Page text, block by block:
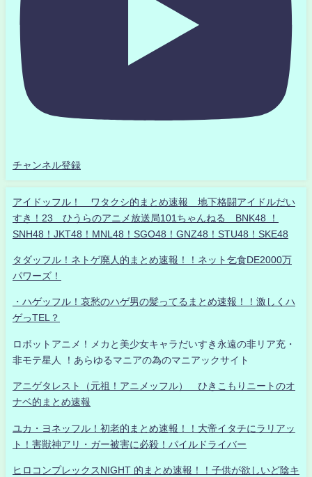
チャンネル登録
アイドッフル！ ワタクシ的まとめ速報 地下格闘アイドルだい
すき！23 ひうらのアニメ放送局101ちゃんねる BNK48 ！
SNH48！JKT48！MNL48！SGO48！GNZ48！STU48！SKE48
タダッフル！ネトゲ廃人的まとめ速報！！ネット乞食DE2000万
パワーズ！
・ハゲッフル！哀愁のハゲ男の髪ってるまとめ速報！！激しくハ
ゲっTEL？
ロボットアニメ！メカと美少女キャラだいすき永遠の非リア充・
非モテ星人 ！あらゆるマニアの為のマニアックサイト
アニゲタレスト（元祖！アニメッフル） ひきこもりニートのオ
ナベ的まとめ速報
ユカ・ヨネッフル！初老的まとめ速報！！大帝イタチにラリアッ
ト！害獣神アリ・ガー被害に必殺！パイルドライバー
ヒロコンプレックスNIGHT 的まとめ速報！！子供が欲しいど陰キ